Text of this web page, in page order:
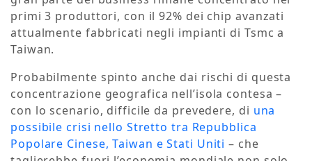
primi 3 produttori, con il 92% dei chip avanzati
attualmente fabbricati negli impianti di Tsmc a
Taiwan.
Probabilmente spinto anche dai rischi di questa
concentrazione geografica nell’isola contesa –
con lo scenario, difficile da prevedere, di una
possibile crisi nello Stretto tra Repubblica
Popolare Cinese, Taiwan e Stati Uniti – che